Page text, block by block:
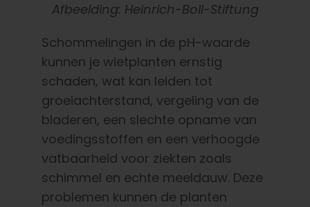
Afbeelding: Heinrich-Boll-Stiftung
Schommelingen in de pH-waarde
kunnen je wietplanten ernstig
schaden, wat kan leiden tot
groeiachterstand, vergeling van de
bladeren, een slechte opname van
voedingsstoffen en een verhoogde
vatbaarheid voor ziekten zoals
schimmel en echte meeldauw. Deze
problemen kunnen de planten